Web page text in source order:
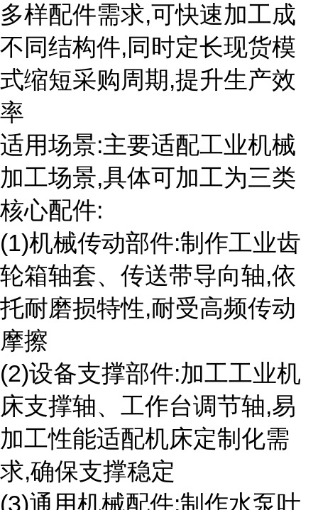
多样配件需求,可快速加工成
不同结构件,同时定长现货模
式缩短采购周期,提升生产效
率
适用场景:主要适配工业机械
加工场景,具体可加工为三类
核心配件:
(1)机械传动部件:制作工业齿
轮箱轴套、传送带导向轴,依
托耐磨损特性,耐受高频传动
摩擦
(2)设备支撑部件:加工工业机
床支撑轴、工作台调节轴,易
加工性能适配机床定制化需
求,确保支撑稳定
(3)通用机械配件:制作水泵叶